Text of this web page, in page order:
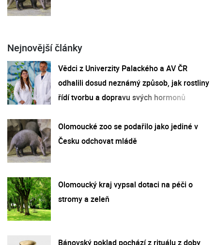
Nejnovější články
Vědci z Univerzity Palackého a AV ČR
odhalili dosud neznámý způsob, jak rostliny
řídí tvorbu a dopravu svých hormonů
Olomoucké zoo se podařilo jako jediné v
Česku odchovat mládě
Olomoucký kraj vypsal dotaci na péči o
stromy a zeleň
Bánovský poklad pochází z rituálu z doby